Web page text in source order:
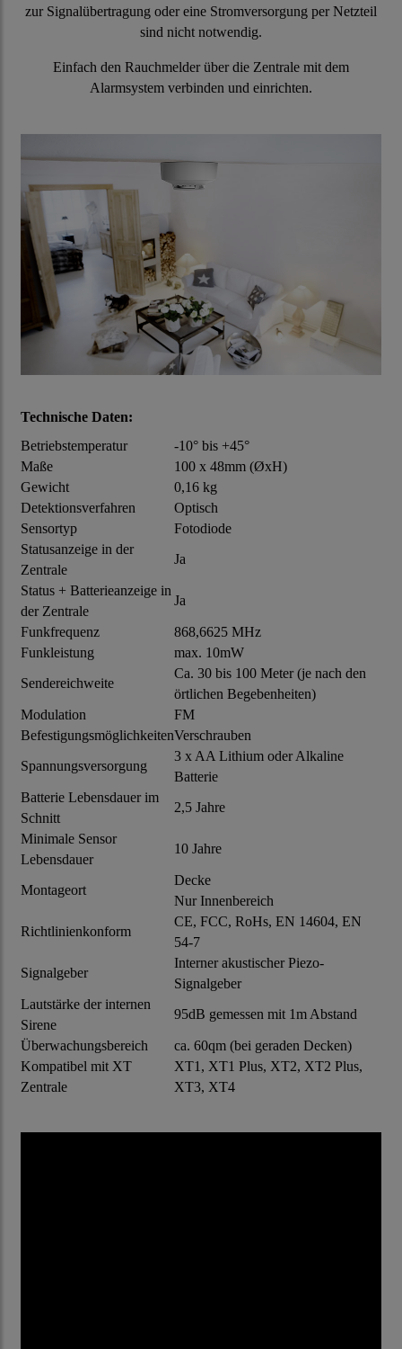
zur Signalübertragung oder eine Stromversorgung per Netzteil
sind nicht notwendig.
Einfach den Rauchmelder über die Zentrale mit dem
Alarmsystem verbinden und einrichten.
Technische Daten:
Betriebstemperatur
-10° bis +45°
Maße
100 x 48mm (ØxH)
Gewicht
0,16 kg
Detektionsverfahren
Optisch
Sensortyp
Fotodiode
Statusanzeige in der
Zentrale
Ja
Status + Batterieanzeige in
der Zentrale
Ja
Funkfrequenz
868,6625 MHz
Funkleistung
max. 10mW
Sendereichweite
Ca. 30 bis 100 Meter (je nach den
örtlichen Begebenheiten)
Modulation
FM
BefestigungsmöglichkeitenVerschrauben
Spannungsversorgung
3 x AA Lithium oder Alkaline
Batterie
Batterie Lebensdauer im
Schnitt
2,5 Jahre
Minimale Sensor
Lebensdauer
10 Jahre
Montageort
Decke
Nur Innenbereich
Richtlinienkonform
CE, FCC, RoHs, EN 14604, EN
54-7
Signalgeber
Interner akustischer Piezo-
Signalgeber
Lautstärke der internen
Sirene
95dB gemessen mit 1m Abstand
Überwachungsbereich
ca. 60qm (bei geraden Decken)
Kompatibel mit XT
Zentrale
XT1, XT1 Plus, XT2, XT2 Plus,
XT3, XT4